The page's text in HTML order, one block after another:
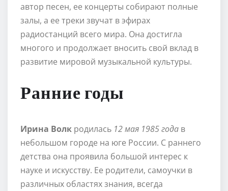
автор песен, ее концерты собирают полные
залы, а ее треки звучат в эфирах
радиостанций всего мира. Она достигла
многого и продолжает вносить свой вклад в
развитие мировой музыкальной культуры.
Ранние годы
Ирина Волк родилась 12 мая 1985 года в
небольшом городе на юге России. С раннего
детства она проявила большой интерес к
науке и искусству. Ее родители, самоучки в
различных областях знания, всегда